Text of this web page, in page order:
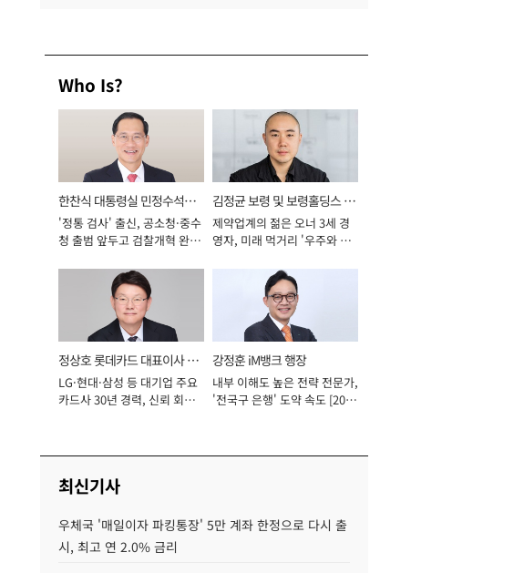
Who Is?
한찬식 대통령실 민정수석비
서관
'정통 검사' 출신, 공소청·중수
청 출범 앞두고 검찰개혁 완수
김정균 보령 및 보령홀딩스 대
표이사 사장
제약업계의 젊은 오너 3세 경
영자, 미래 먹거리 '우주와 헬
정상호 롯데카드 대표이사 사
장
LG·현대·삼성 등 대기업 주요
카드사 30년 경력, 신뢰 회복
강정훈 iM뱅크 행장
내부 이해도 높은 전략 전문가,
'전국구 은행' 도약 속도 [2026
최신기사
우체국 '매일이자 파킹통장' 5만 계좌 한정으로 다시 출
시, 최고 연 2.0% 금리